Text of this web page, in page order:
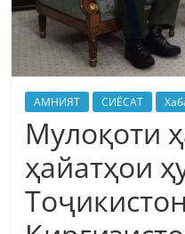
АМНИЯТ СИЁСАТ
Мулоқоти
ҳайатҳои